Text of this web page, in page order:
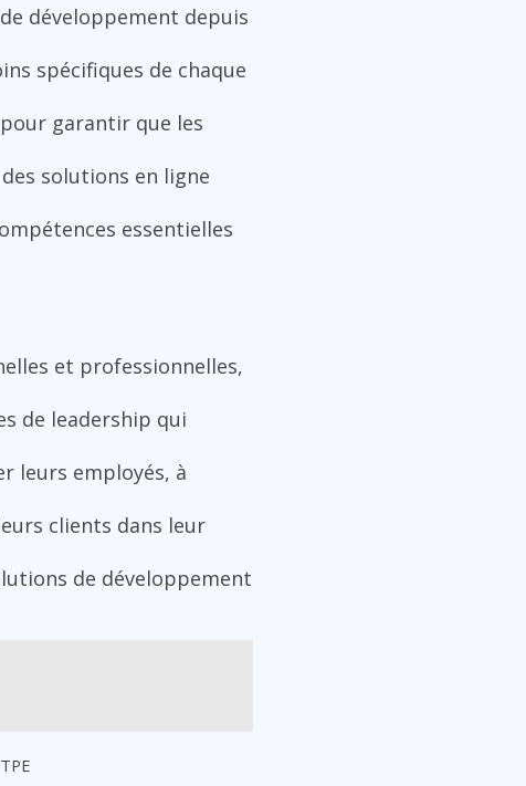
développement depuis
spécifiques de chaque
garantir que les
solutions en ligne
essentielles
et professionnelles,
de leadership qui
leurs employés, à
clients dans leur
de développement